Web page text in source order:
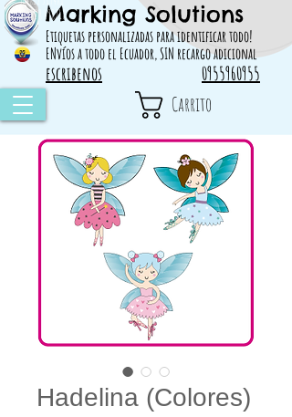
Marking Solutions
Etiquetas personalizadas para identificar todo!
ENvíos a todo el Ecuador, SIN recargo adicional
314828 498717
escribenos 0955960955
Carrito
Hadelina (Colores)